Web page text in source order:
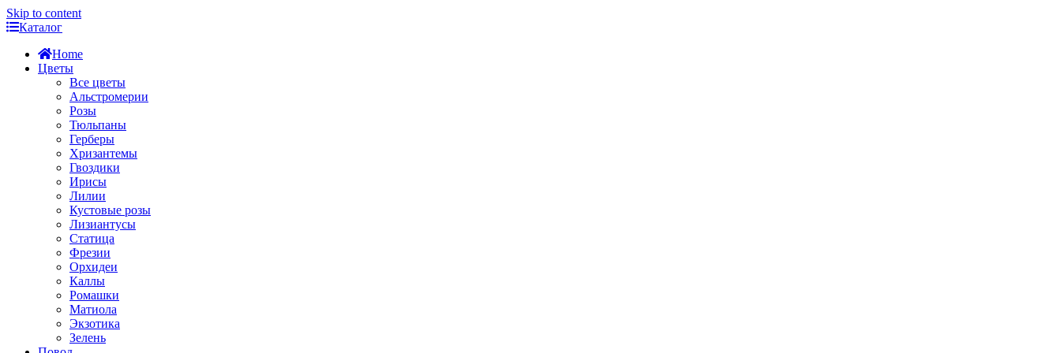
Skip to content
Каталог
Home
Цветы
Все цветы
Альстромерии
Розы
Тюльпаны
Герберы
Хризантемы
Гвоздики
Ирисы
Лилии
Кустовые розы
Лизиантусы
Статица
Фрезии
Орхидеи
Каллы
Ромашки
Матиола
Экзотика
Зелень